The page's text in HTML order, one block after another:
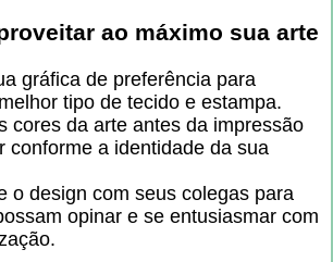
ao máximo sua arte
gráfica de preferência para
tipo de tecido e estampa.
cores da arte antes da impressão
conforme a identidade da sua
o design com seus colegas para
opinar e se entusiasmar com